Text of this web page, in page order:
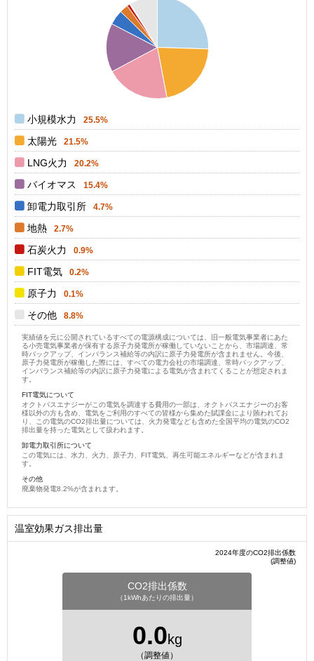
小規模水力 25.5%
太陽光 21.5%
LNG火力 20.2%
バイオマス 15.4%
卸電力取引所 4.7%
地熱 2.7%
石炭火力 0.9%
FIT電気 0.2%
原子力 0.1%
その他 8.8%
実績値を元に公開されているすべての電源構成については、旧一般電気事業者にあた
る小売電気事業者が保有する原子力発電所が稼働していないことから、市場調達、常
時バックアップ、インバランス補給等の内訳に原子力発電所が含まれません。今後、
原子力発電所が稼働した際には、すべての電力会社の市場調達、常時バックアップ、
インバランス補給等の内訳に原子力発電による電気が含まれてくることが想定されま
す。
FIT電気について
オクトパスエナジーがこの電気を調達する費用の一部は、オクトパスエナジーのお客
様以外の方も含め、電気をご利用のすべての皆様から集めた賦課金により賄われてお
り、この電気のCO2排出量については、火力発電なども含めた全国平均の電気のCO2
排出量を持った電気として扱われます。
卸電力取引所について
この電気には、水力、火力、原子力、FIT電気、再生可能エネルギーなどが含まれま
す。
その他
廃棄物発電8.2%が含まれます。
温室効果ガス排出量
2024年度のCO2排出係数
(調整値)
CO2排出係数
（1kWhあたりの排出量）
0.0kg
（調整値）